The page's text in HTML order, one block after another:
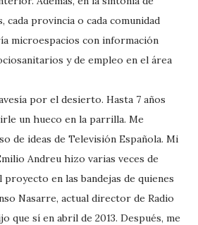
cada provincia o cada comunidad
microespacios con información
y de empleo en el área
por el desierto. Hasta 7 años
un hueco en la parrilla. Me
de ideas de Televisión Española. Mi
Andreu hizo varias veces de
en las bandejas de quienes
Nasarre, actual director de Radio
que sí en abril de 2013. Después, me